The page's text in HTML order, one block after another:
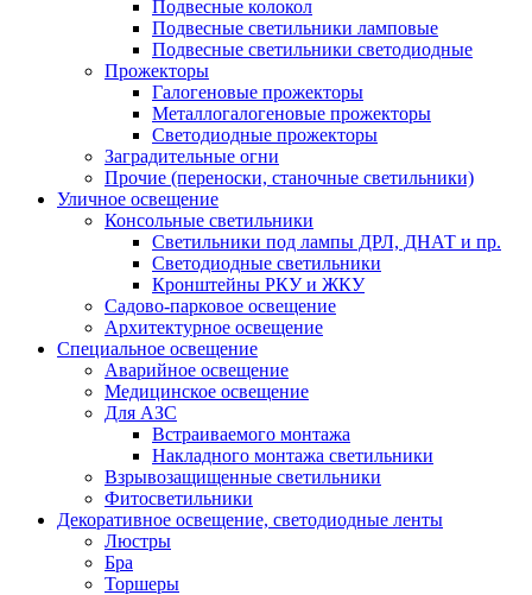
Подвесные колокол
Подвесные светильники ламповые
Подвесные светильники светодиодные
Прожекторы
Галогеновые прожекторы
Металлогалогеновые прожекторы
Светодиодные прожекторы
Заградительные огни
Прочие (переноски, станочные светильники)
Уличное освещение
Консольные светильники
Cветильники под лампы ДРЛ, ДНАТ и пр.
Cветодиодные светильники
Кронштейны РКУ и ЖКУ
Садово-парковое освещение
Архитектурное освещение
Специальное освещение
Аварийное освещение
Медицинское освещение
Для АЗС
Встраиваемого монтажа
Накладного монтажа светильники
Взрывозащищенные светильники
Фитосветильники
Декоративное освещение, светодиодные ленты
Люстры
Бра
Торшеры